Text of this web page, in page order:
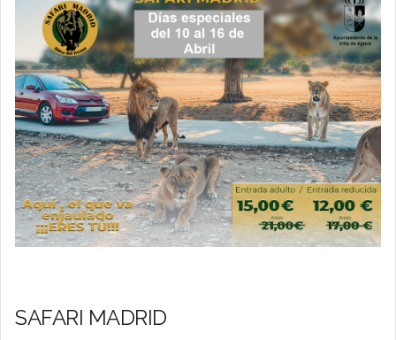
SAFARI MADRID